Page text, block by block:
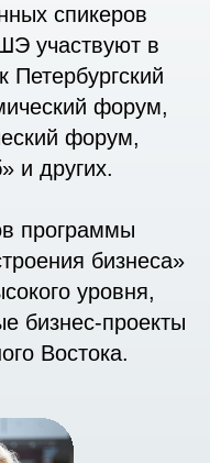
спикеров
участвуют в
Петербургский
форум,
форум,
и других.
программы
бизнеса»
уровня,
бизнес-проекты
Востока.